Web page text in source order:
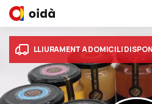
LLIURAMENT A DOMICILI